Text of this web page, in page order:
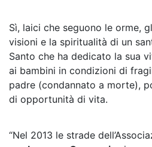
Sì, laici che seguono le orme,
visioni e la spiritualità di un
Santo che ha dedicato la sua
ai bambini in condizioni di
padre (condannato a morte),
di opportunità di vita.
“Nel 2013 le strade